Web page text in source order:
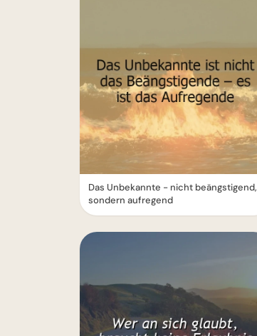
Das Unbekannte - nicht beängstigend,
sondern aufregend